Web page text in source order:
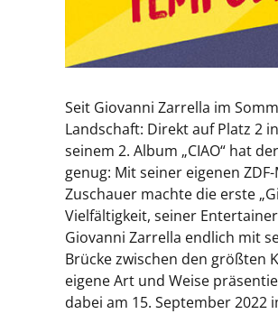
Seit Giovanni Zarrella im
Landschaft: Direkt auf Platz 2
seinem 2. Album „CIAO“ hat
genug: Mit seiner eigenen
Zuschauer machte die erste
Vielfältigkeit, seiner
Giovanni Zarrella endlich mit
Brücke zwischen den größten
eigene Art und Weise
dabei am 15. September 2022